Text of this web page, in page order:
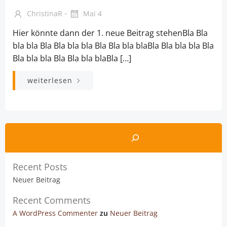
ChristinaR - Mai 4
Hier könnte dann der 1. neue Beitrag stehenBla Bla
bla bla Bla Bla bla bla Bla Bla bla blaBla Bla bla bla Bla
Bla bla bla Bla Bla bla blaBla […]
weiterlesen
Recent Posts
Neuer Beitrag
Recent Comments
A WordPress Commenter zu Neuer Beitrag